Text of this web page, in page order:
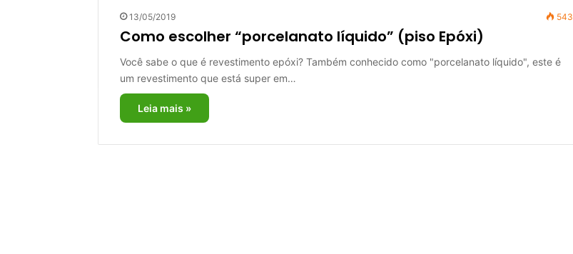
13/05/2019 543
Como escolher “porcelanato líquido” (piso Epóxi)
Você sabe o que é revestimento epóxi? Também conhecido como "porcelanato líquido", este é
um revestimento que está super em…
Leia mais »